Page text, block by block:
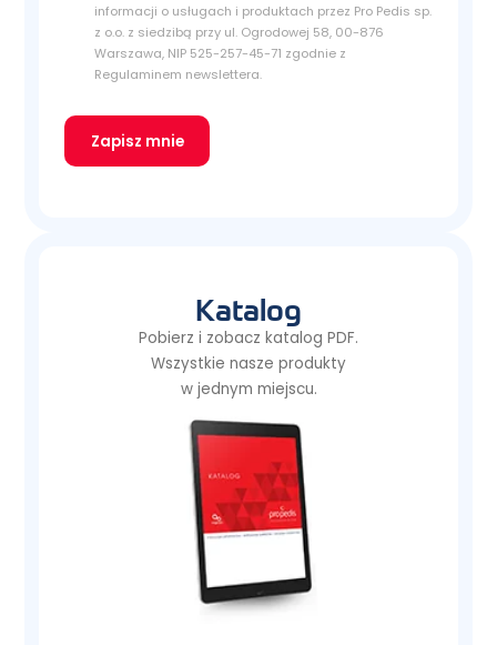
informacji o usługach i produktach przez Pro Pedis sp.
z o.o. z siedzibą przy ul. Ogrodowej 58, 00-876
Warszawa, NIP 525-257-45-71 zgodnie z
Regulaminem newslettera.
Zapisz mnie
Katalog
Pobierz i zobacz katalog PDF.
Wszystkie nasze produkty
w jednym miejscu.